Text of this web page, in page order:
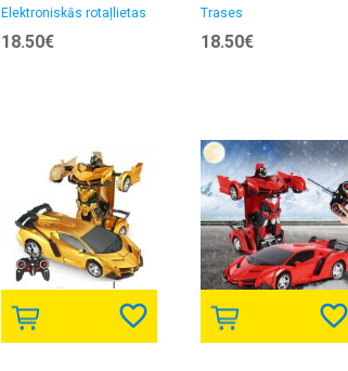
krājkasīte
Elektroniskās rotaļlietas
18.50€
būvlaukuma
komplekts bērniem
elementi, 105 x 70
Trases
18.50€